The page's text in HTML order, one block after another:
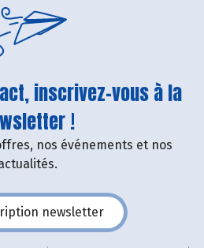
inscrivez-vous à la
!
nos événements et nos
newsletter